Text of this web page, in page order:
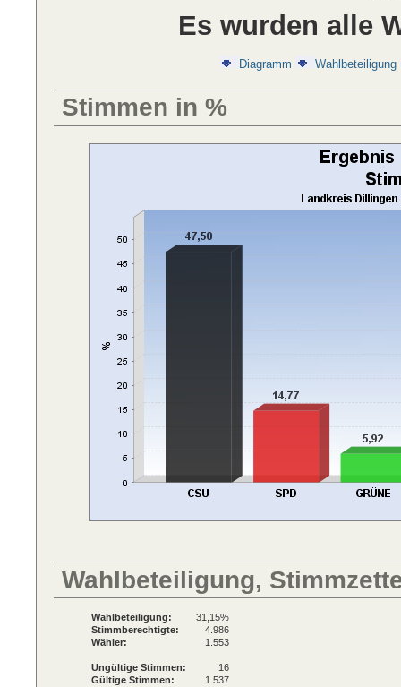
Es wurden alle
Diagramm Wahlbeteiligung
Stimmen in %
Wahlbeteiligung,
Wahlbeteiligung:
31,15%
Stimmberechtigte:
4.986
Wähler:
1.553
Ungültige Stimmen:
16
Gültige Stimmen:
1.537